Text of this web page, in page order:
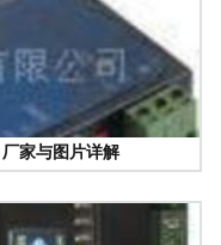
家与图片详解